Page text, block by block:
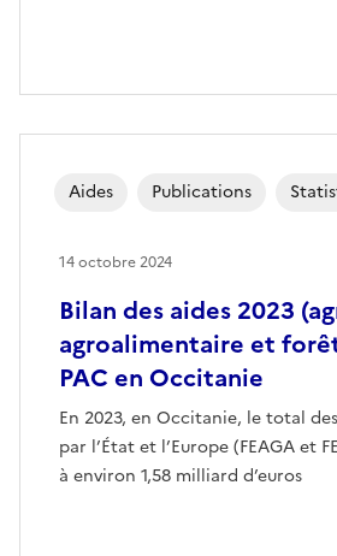
Bilan des aides 2023
agroalimentaire et
PAC en Occitanie
En 2023, en Occitanie, le total
par l’État et l’Europe (FEAGA et
à environ 1,58 milliard d’euros
Aides Publications
14 octobre 2024